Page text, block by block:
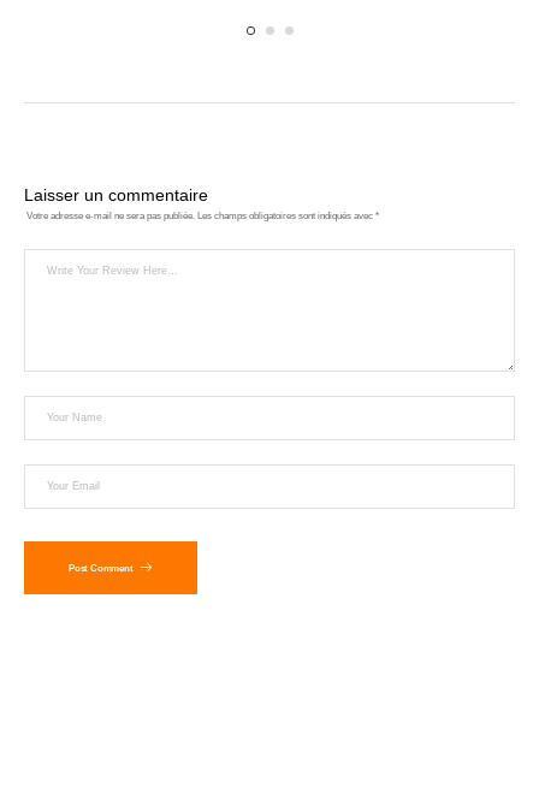
Laisser un commentaire
Votre adresse e-mail ne sera pas publiée. Les champs obligatoires sont indiqués avec *
Post Comment